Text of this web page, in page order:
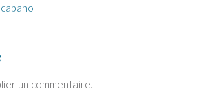
un commentaire.